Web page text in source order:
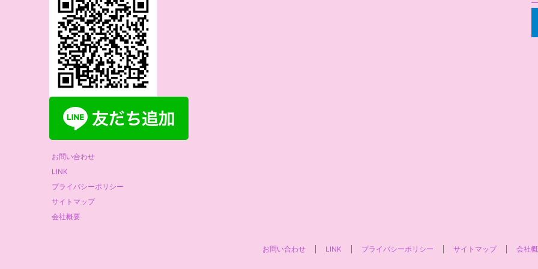
お問い合わせ
LINK
プライバシーポリシー
サイトマップ
会社概要
お問い合わせ LINK プライバシーポリシー サイトマップ 会社